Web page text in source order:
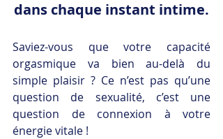
dans chaque instant intime.
Saviez-vous que votre capacité
orgasmique va bien au-delà du
simple plaisir ? Ce n’est pas qu’une
question de sexualité, c’est une
question de connexion à votre
énergie vitale !